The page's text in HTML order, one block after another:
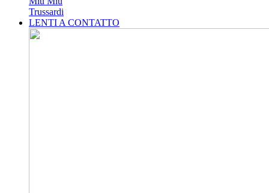
Trussardi
LENTI A CONTATTO